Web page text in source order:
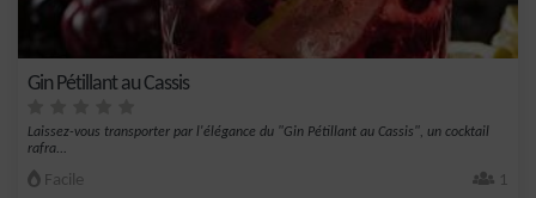
Gin Pétillant au Cassis
Laissez-vous transporter par l'élégance du "Gin Pétillant au Cassis", un cocktail
rafra...
Facile 1